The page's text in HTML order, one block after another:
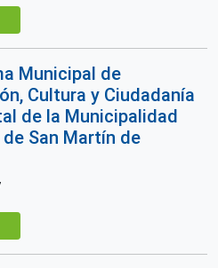
Municipal de
Cultura y Ciudadanía
de la Municipalidad
San Martín de